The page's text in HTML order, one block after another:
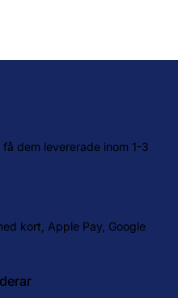
dem levererade inom 1-3
kort, Apple Pay, Google